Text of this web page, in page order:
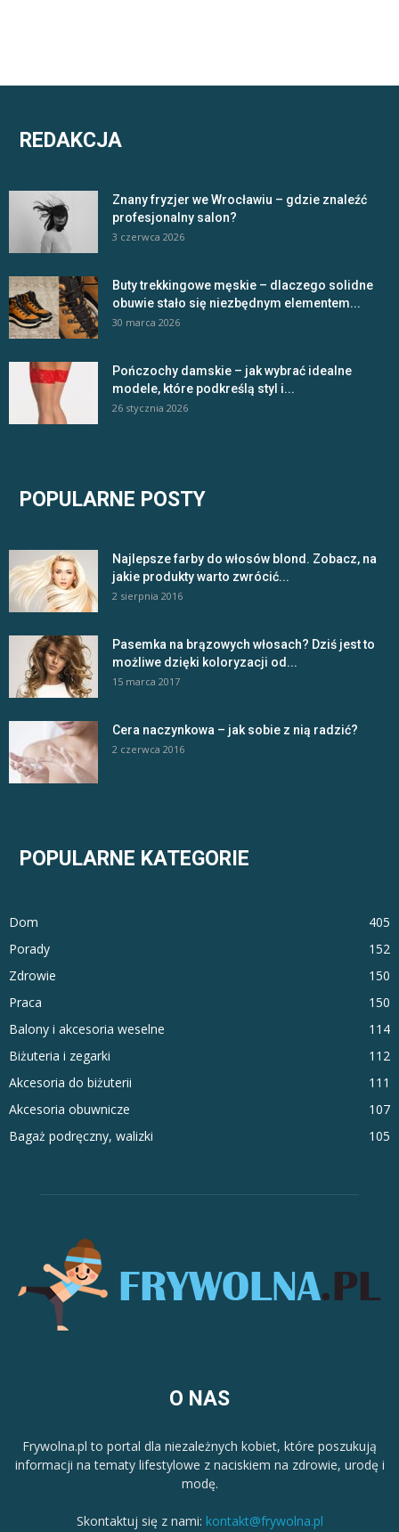
REDAKCJA
Znany fryzjer we Wrocławiu – gdzie znaleźć
profesjonalny salon?
3 czerwca 2026
Buty trekkingowe męskie – dlaczego solidne
obuwie stało się niezbędnym elementem...
30 marca 2026
Pończochy damskie – jak wybrać idealne
modele, które podkreślą styl i...
26 stycznia 2026
POPULARNE POSTY
Najlepsze farby do włosów blond. Zobacz, na
jakie produkty warto zwrócić...
2 sierpnia 2016
Pasemka na brązowych włosach? Dziś jest to
możliwe dzięki koloryzacji od...
15 marca 2017
Cera naczynkowa – jak sobie z nią radzić?
2 czerwca 2016
POPULARNE KATEGORIE
Dom
405
Porady
152
Zdrowie
150
Praca
150
Balony i akcesoria weselne
114
Biżuteria i zegarki
112
Akcesoria do biżuterii
111
Akcesoria obuwnicze
107
Bagaż podręczny, walizki
105
O NAS
Frywolna.pl to portal dla niezależnych kobiet, które poszukują
informacji na tematy lifestylowe z naciskiem na zdrowie, urodę i
modę.
Skontaktuj się z nami: kontakt@frywolna.pl